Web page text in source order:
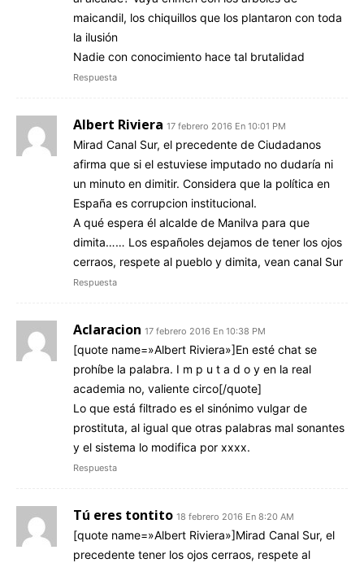
maicandil, los chiquillos que los plantaron con toda
la ilusión
Nadie con conocimiento hace tal brutalidad
Respuesta
Albert Riviera 17 febrero 2016 En 10:01 PM
Mirad Canal Sur, el precedente de Ciudadanos
afirma que si el estuviese imputado no dudaría ni
un minuto en dimitir. Considera que la política en
España es corrupcion institucional.
A qué espera él alcalde de Manilva para que
dimita…… Los españoles dejamos de tener los ojos
cerraos, respete al pueblo y dimita, vean canal Sur
Respuesta
Aclaracion 17 febrero 2016 En 10:38 PM
[quote name=»Albert Riviera»]En esté chat se
prohíbe la palabra. I m p u t a d o y en la real
academia no, valiente circo[/quote]
Lo que está filtrado es el sinónimo vulgar de
prostituta, al igual que otras palabras mal sonantes
y el sistema lo modifica por xxxx.
Respuesta
Tú eres tontito 18 febrero 2016 En 8:20 AM
[quote name=»Albert Riviera»]Mirad Canal Sur, el
precedente tener los ojos cerraos, respete al